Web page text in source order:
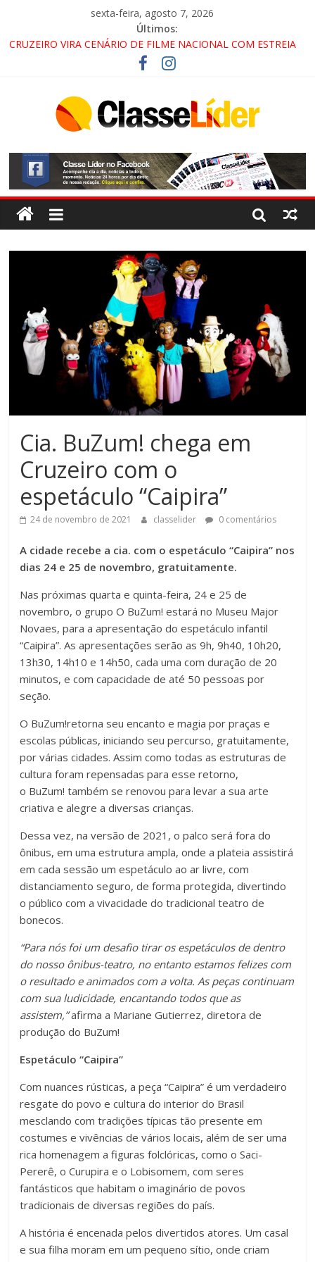
sexta-feira, agosto 7, 2026
Últimos:
CRUZEIRO VIRA CENÁRIO DE FILME NACIONAL COM ESTREIA
PROMOTOR DO GAECO
ACESSO À APARECIDA NA DUTRA SERÁ BLOQUEADO NO FIM
ALTERNATIVAS
LORENA, PINDAMONHANGABA E QUELUZ NA RETA FINAL
PELA FÁBRICA DA COCA-COLA!
Cia. BuZum! chega em
Cruzeiro com o
espetáculo “Caipira”
24 de novembro de 2021 classelider 0 comentários
A cidade recebe a cia. com o espetáculo “Caipira” nos
dias 24 e 25 de novembro, gratuitamente.
Nas próximas quarta e quinta-feira, 24 e 25 de
novembro, o grupo O BuZum! estará no Museu Major
Novaes, para a apresentação do espetáculo infantil
“Caipira”. As apresentações serão as 9h, 9h40, 10h20,
13h30, 14h10 e 14h50, cada uma com duração de 20
minutos, e com capacidade de até 50 pessoas por
seção.
O BuZum!retorna seu encanto e magia por praças e
escolas públicas, iniciando seu percurso, gratuitamente,
por várias cidades. Assim como todas as estruturas de
cultura foram repensadas para esse retorno,
o BuZum! também se renovou para levar a sua arte
criativa e alegre a diversas crianças.
Dessa vez, na versão de 2021, o palco será fora do
ônibus, em uma estrutura ampla, onde a plateia assistirá
em cada sessão um espetáculo ao ar livre, com
distanciamento seguro, de forma protegida, divertindo
o público com a vivacidade do tradicional teatro de
bonecos.
“Para nós foi um desafio tirar os espetáculos de dentro
do nosso ônibus-teatro, no entanto estamos felizes com
o resultado e animados com a volta. As peças continuam
com sua ludicidade, encantando todos que as
assistem,”afirma a Mariane Gutierrez, diretora de
produção do BuZum!
Espetáculo “Caipira”
Com nuances rústicas, a peça “Caipira” é um verdadeiro
resgate do povo e cultura do interior do Brasil
mesclando com tradições típicas tão presente em
costumes e vivências de vários locais, além de ser uma
rica homenagem a figuras folclóricas, como o Saci-
Pererê, o Curupira e o Lobisomem, com seres
fantásticos que habitam o imaginário de povos
tradicionais de diversas regiões do país.
A história é encenada pelos divertidos atores. Um casal
e sua filha moram em um pequeno sítio, onde criam